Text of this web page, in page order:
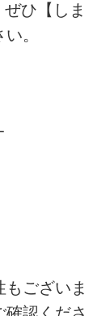
ひ【しま
。
ございま